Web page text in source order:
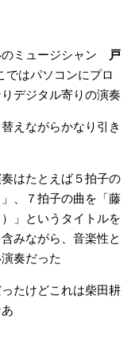
のミュージシャン
戸
はパソコンにプロ
デジタル寄りの演奏
えながらかなり引き
はたとえば５拍子の
、７拍子の曲を「藤
」というタイトルを
みながら、音楽性と
奏だった
たけどこれは柴田耕